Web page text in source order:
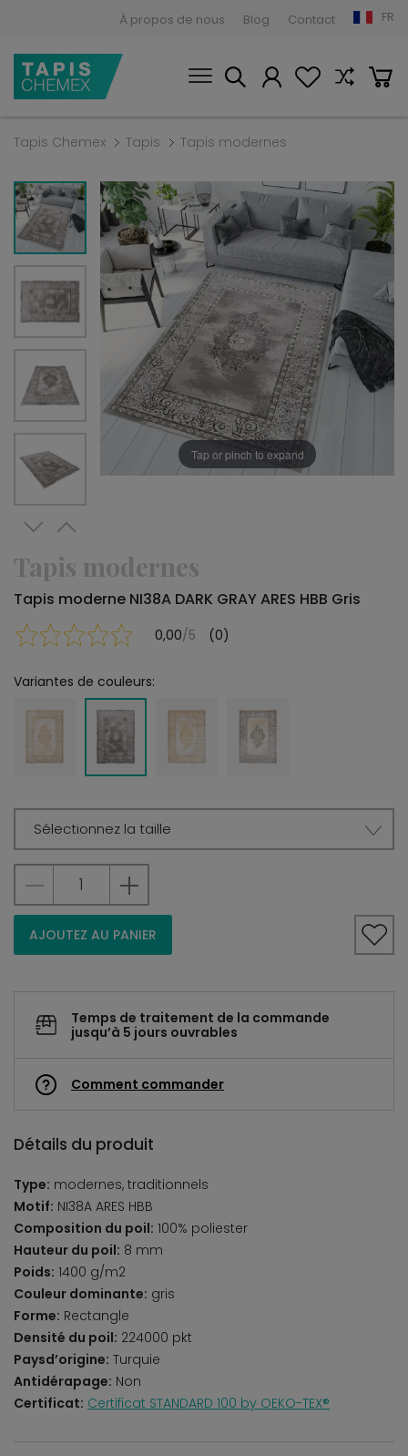
À propos de nous Blog Contact FR
Tapis Chemex Tapis Tapis modernes
Tap or pinch to expand
Tapis modernes
Tapis moderne NI38A DARK GRAY ARES HBB Gris
0,00/5 (0)
Variantes de couleurs:
Sélectionnez la taille
AJOUTEZ AU PANIER
Temps de traitement de la commande
jusqu’à 5 jours ouvrables
Comment commander
Détails du produit
Type: modernes, traditionnels
Motif: NI38A ARES HBB
Composition du poil: 100% poliester
Hauteur du poil: 8 mm
Poids: 1400 g/m2
Couleur dominante: gris
Forme: Rectangle
Densité du poil: 224000 pkt
Paysd’origine: Turquie
Antidérapage: Non
Certificat: Certificat STANDARD 100 by OEKO-TEX®